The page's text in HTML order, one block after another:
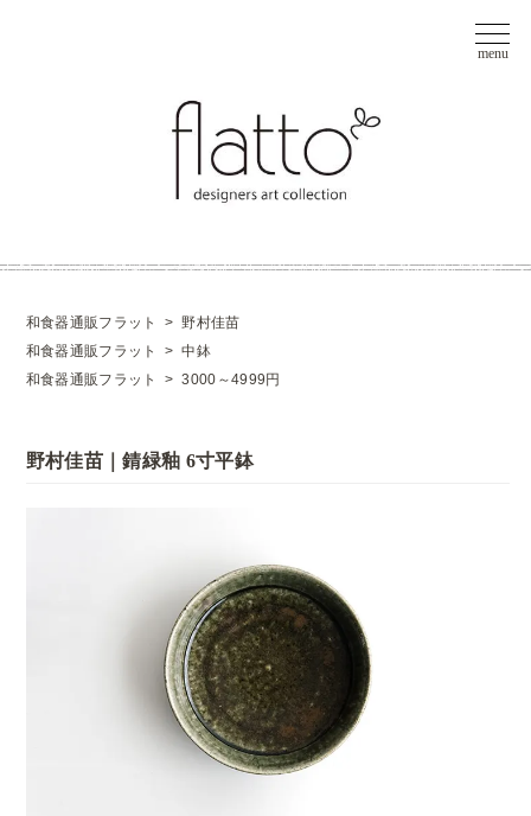
和食器通販フラット >野村佳苗
和食器通販フラット
>中鉢
和食器通販フラット
>3000～4999円
野村佳苗｜錆緑釉 6寸平鉢